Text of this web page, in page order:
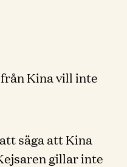
Kina vill inte
säga att Kina
gillar inte